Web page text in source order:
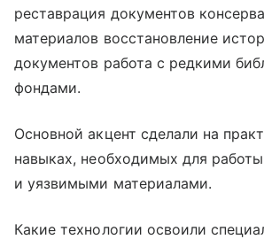
реставрация документов
материалов восстановление
документов работа с редкими
фондами.
Основной акцент сделали на
навыках, необходимых для
и уязвимыми материалами.
Какие технологии освоили